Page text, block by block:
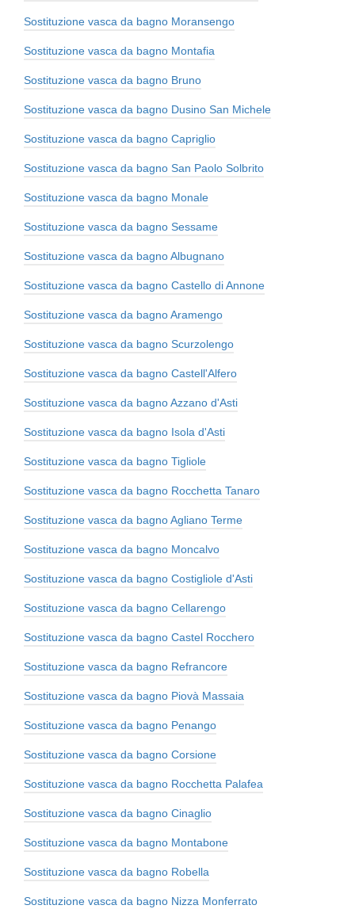
Sostituzione vasca da bagno Moransengo
Sostituzione vasca da bagno Montafia
Sostituzione vasca da bagno Bruno
Sostituzione vasca da bagno Dusino San Michele
Sostituzione vasca da bagno Capriglio
Sostituzione vasca da bagno San Paolo Solbrito
Sostituzione vasca da bagno Monale
Sostituzione vasca da bagno Sessame
Sostituzione vasca da bagno Albugnano
Sostituzione vasca da bagno Castello di Annone
Sostituzione vasca da bagno Aramengo
Sostituzione vasca da bagno Scurzolengo
Sostituzione vasca da bagno Castell'Alfero
Sostituzione vasca da bagno Azzano d'Asti
Sostituzione vasca da bagno Isola d'Asti
Sostituzione vasca da bagno Tigliole
Sostituzione vasca da bagno Rocchetta Tanaro
Sostituzione vasca da bagno Agliano Terme
Sostituzione vasca da bagno Moncalvo
Sostituzione vasca da bagno Costigliole d'Asti
Sostituzione vasca da bagno Cellarengo
Sostituzione vasca da bagno Castel Rocchero
Sostituzione vasca da bagno Refrancore
Sostituzione vasca da bagno Piovà Massaia
Sostituzione vasca da bagno Penango
Sostituzione vasca da bagno Corsione
Sostituzione vasca da bagno Rocchetta Palafea
Sostituzione vasca da bagno Cinaglio
Sostituzione vasca da bagno Montabone
Sostituzione vasca da bagno Robella
Sostituzione vasca da bagno Nizza Monferrato